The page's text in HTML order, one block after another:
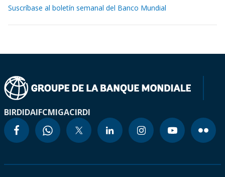
Suscríbase al boletín semanal del Banco Mundial
BIRDIDAIFCMIGACIRDI